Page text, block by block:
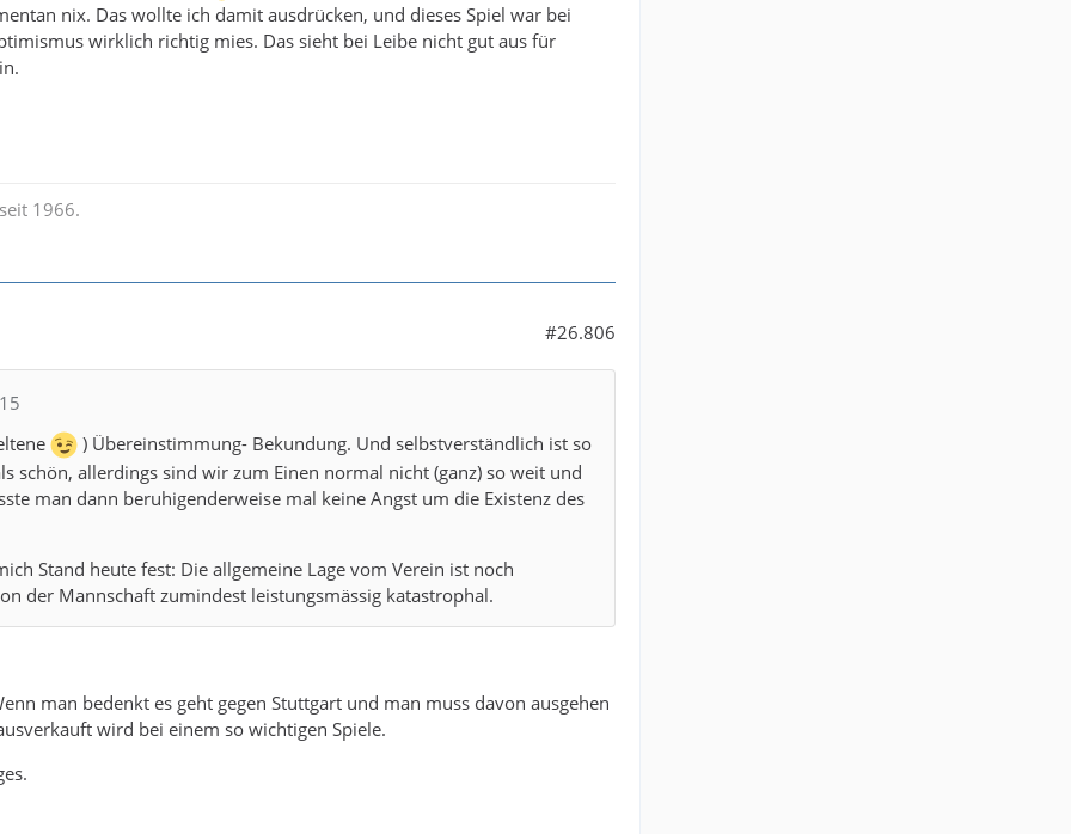
nix. Das wollte ich damit ausdrücken, und dieses Spiel war bei
wirklich richtig mies. Das sieht bei Leibe nicht gut aus für
1966.
#26.806
) Übereinstimmung- Bekundung. Und selbstverständlich ist so
schön, allerdings sind wir zum Einen normal nicht (ganz) so weit und
man dann beruhigenderweise mal keine Angst um die Existenz des
Stand heute fest: Die allgemeine Lage vom Verein ist noch
der Mannschaft zumindest leistungsmässig katastrophal.
man bedenkt es geht gegen Stuttgart und man muss davon ausgehen
wird bei einem so wichtigen Spiele.